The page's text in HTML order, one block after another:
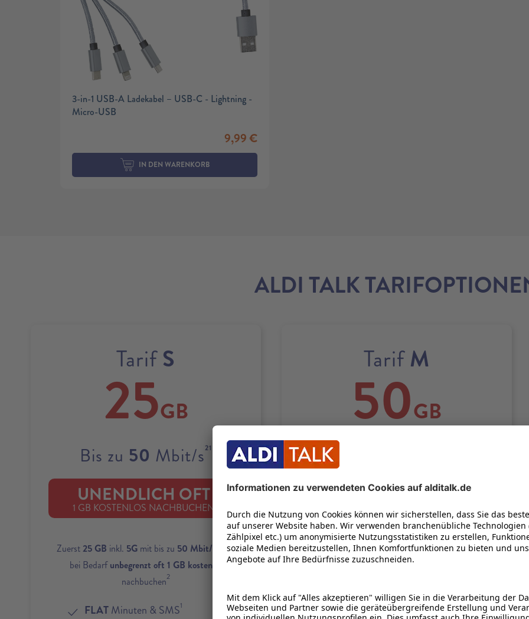
3-in-1 USB-A Ladekabel – USB-C - Lightning -
Micro-USB
9,99€
IN DEN WARENKORB
ALDI TALK
TarifS
25GB
Bis zu 50 Mbit/s21
UNENDLICH OFT
1 GB KOSTENLOS NACHBUCHEN
Zuerst25 GB inkl. 5G mit bis zu 50 Mbit/s
und
bei Bedarfunbegrenzt oft 1 GB kostenlos
nachbuchen2
FLATMinuten & SMS1
TarifM
50GB
Bis zu
UNENDLICH OFT
1 GB KOSTENLOS NACHBUCHEN
Zuerst50 GBinkl.5Gmit bis zu100 Mbit/s1
und bei Bedarfunbegrenzt oft 1 GB kostenlos
FLATMinuten & SMS1